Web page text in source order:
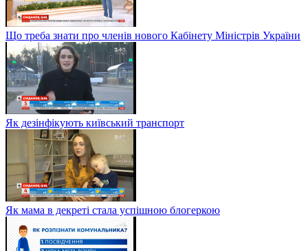
Що треба знати про членів нового Кабінету Міністрів України
Як дезінфікують київський транспорт
Як мама в декреті стала успішною блогеркою